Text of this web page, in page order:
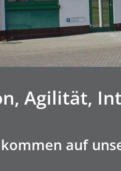
Agilität,
auf